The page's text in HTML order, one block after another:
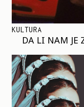
KULTURA
DA LI NAM JE